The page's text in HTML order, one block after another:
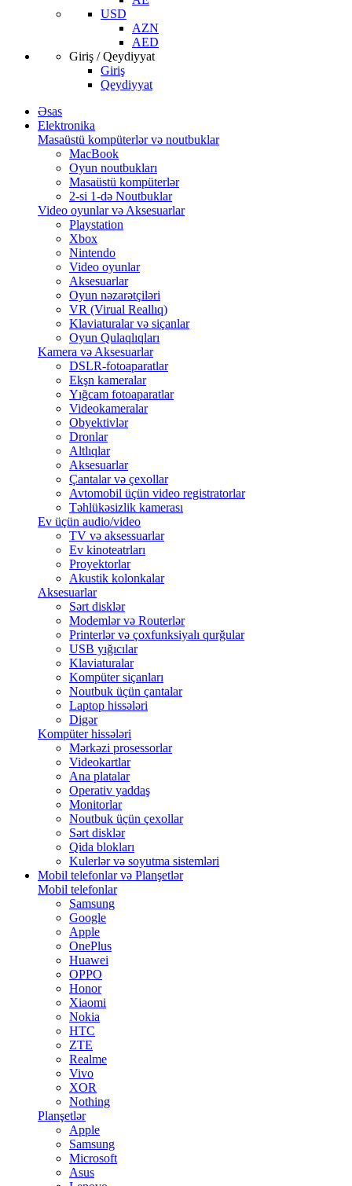
USD
AZN
AED
Giriş / Qeydiyyat
Giriş
Qeydiyyat
Əsas
Elektronika
Masaüstü kompüterlər və noutbuklar
MacBook
Oyun noutbukları
Masaüstü kompüterlər
2-si 1-də Noutbuklar
Video oyunlar və Aksesuarlar
Playstation
Xbox
Nintendo
Video oyunlar
Aksesuarlar
Oyun nəzarətçiləri
VR (Virual Reallıq)
Klaviaturalar və siçanlar
Oyun Qulaqlıqları
Kamera və Aksesuarlar
DSLR-fotoaparatlar
Ekşn kameralar
Yığcam fotoaparatlar
Videokameralar
Obyektivlər
Dronlar
Altlıqlar
Aksesuarlar
Çantalar və çexollar
Avtomobil üçün video registratorlar
Təhlükəsizlik kamerası
Ev üçün audio/video
TV və aksessuarlar
Ev kinoteatrları
Proyektorlar
Akustik kolonkalar
Aksesuarlar
Sərt disklər
Modemlər və Routerlər
Printerlər və çoxfunksiyalı qurğular
USB yığıcılar
Klaviaturalar
Kompüter siçanları
Noutbuk üçün çantalar
Laptop hissələri
Digər
Kompüter hissələri
Mərkəzi prosessorlar
Videokartlar
Ana platalar
Operativ yaddaş
Monitorlar
Noutbuk üçün çexollar
Sərt disklər
Qida blokları
Kulerlər və soyutma sistemləri
Mobil telefonlar və Planşetlər
Mobil telefonlar
Samsung
Google
Apple
OnePlus
Huawei
OPPO
Honor
Xiaomi
Nokia
HTC
ZTE
Realme
Vivo
XOR
Nothing
Planşetlər
Apple
Samsung
Microsoft
Asus